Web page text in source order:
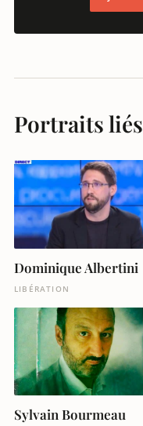
Portraits liés
Dominique Albertini
LIBÉRATION
Sylvain Bourmeau